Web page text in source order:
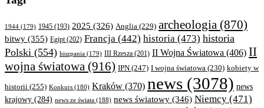
1944 (179) 1945 (193) 2025 (326) Anglia (229) archeologia (870)
bitwy (355) Egipt(202) Francja (442) historia (473) historia
Polski (554) hiszpania (179) III Rzesza (201) II Wojna Światowa (406) II
wojna światowa (916) IPN (247) I wojna światowa (230) kobiety w
historii (255) Konkurs (180) Kraków (370) news (3078) news
krajowy (284) news ze świata (188) news światowy (346) Niemcy (471)